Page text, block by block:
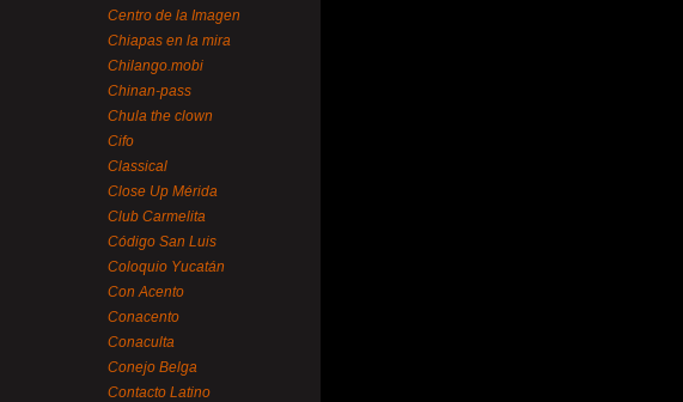
Centro de la Imagen
Chiapas en la mira
Chilango.mobi
Chinan-pass
Chula the clown
Cifo
Classical
Close Up Mérida
Club Carmelita
Código San Luis
Coloquio Yucatán
Con Acento
Conacento
Conaculta
Conejo Belga
Contacto Latino